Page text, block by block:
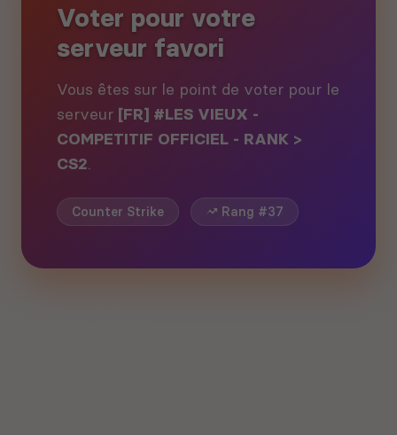
Voter pour votre
serveur favori
Vous êtes sur le point de voter pour le
serveur [FR] #LES VIEUX -
COMPETITIF OFFICIEL - RANK >
CS2.
Counter Strike Rang #37